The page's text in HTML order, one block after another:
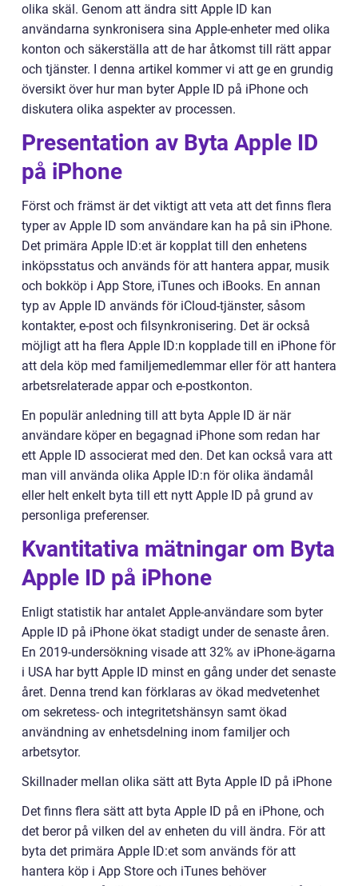
olika skäl. Genom att ändra sitt Apple ID kan
användarna synkronisera sina Apple-enheter med olika
konton och säkerställa att de har åtkomst till rätt appar
och tjänster. I denna artikel kommer vi att ge en grundig
översikt över hur man byter Apple ID på iPhone och
diskutera olika aspekter av processen.
Presentation av Byta Apple ID
på iPhone
Först och främst är det viktigt att veta att det finns flera
typer av Apple ID som användare kan ha på sin iPhone.
Det primära Apple ID:et är kopplat till den enhetens
inköpsstatus och används för att hantera appar, musik
och bokköp i App Store, iTunes och iBooks. En annan
typ av Apple ID används för iCloud-tjänster, såsom
kontakter, e-post och filsynkronisering. Det är också
möjligt att ha flera Apple ID:n kopplade till en iPhone för
att dela köp med familjemedlemmar eller för att hantera
arbetsrelaterade appar och e-postkonton.
En populär anledning till att byta Apple ID är när
användare köper en begagnad iPhone som redan har
ett Apple ID associerat med den. Det kan också vara att
man vill använda olika Apple ID:n för olika ändamål
eller helt enkelt byta till ett nytt Apple ID på grund av
personliga preferenser.
Kvantitativa mätningar om Byta
Apple ID på iPhone
Enligt statistik har antalet Apple-användare som byter
Apple ID på iPhone ökat stadigt under de senaste åren.
En 2019-undersökning visade att 32% av iPhone-ägarna
i USA har bytt Apple ID minst en gång under det senaste
året. Denna trend kan förklaras av ökad medvetenhet
om sekretess- och integritetshänsyn samt ökad
användning av enhetsdelning inom familjer och
arbetsytor.
Skillnader mellan olika sätt att Byta Apple ID på iPhone
Det finns flera sätt att byta Apple ID på en iPhone, och
det beror på vilken del av enheten du vill ändra. För att
byta det primära Apple ID:et som används för att
hantera köp i App Store och iTunes behöver